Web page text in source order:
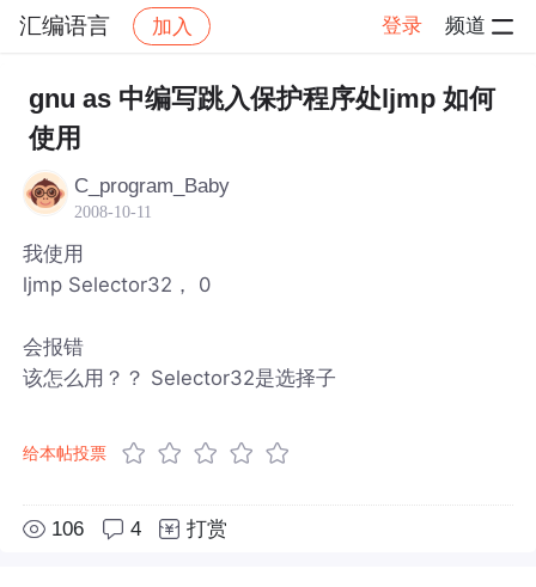
汇编语言 加入 登录 频道
汇编语言 帖子详情
gnu as 中编写跳入保护程序处ljmp 如何
使用
C_program_Baby
2008-10-11
我使用
ljmp Selector32， 0
会报错
该怎么用？？ Selector32是选择子
给本帖投票
106 4 打赏